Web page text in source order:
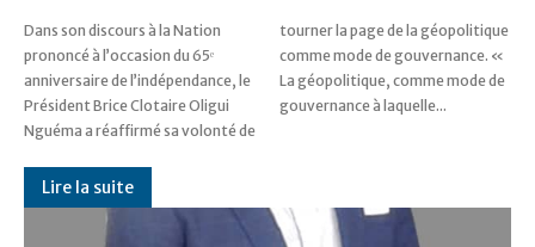
Dans son discours à la Nation
prononcé à l’occasion du 65ᵉ
anniversaire de l’indépendance, le
Président Brice Clotaire Oligui
Nguéma a réaffirmé sa volonté de
tourner la page de la géopolitique
comme mode de gouvernance. «
La géopolitique, comme mode de
gouvernance à laquelle...
Lire la suite